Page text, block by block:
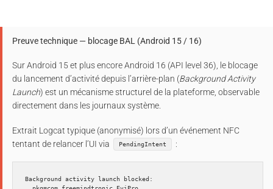
Preuve technique — blocage BAL (Android 15 / 16)
Sur Android 15 et plus encore Android 16 (API level 36), le blocage
du lancement d’activité depuis l’arrière-plan (Background Activity
Launch) est un mécanisme structurel de la plateforme, observable
directement dans les journaux système.
Extrait Logcat typique (anonymisé) lors d’un événement NFC
tentant de relancer l’UI via
PendingIntent :
Background activity launch blocked: